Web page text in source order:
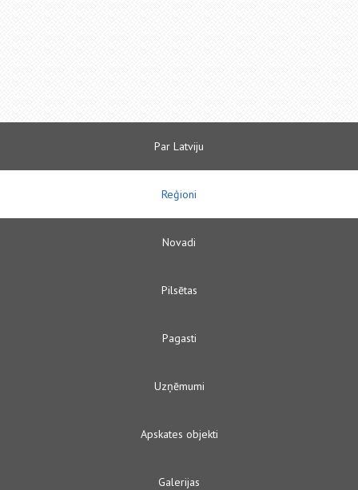
Par Latviju
Reģioni
Novadi
Pilsētas
Pagasti
Uzņēmumi
Apskates objekti
Galerijas